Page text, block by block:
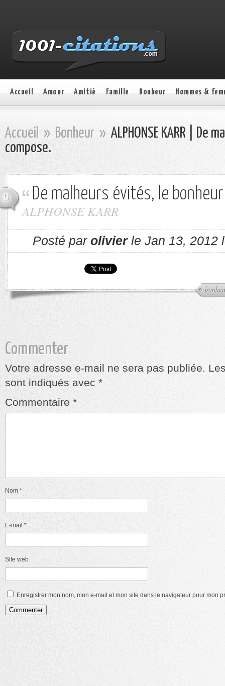
Accueil Amour Amitié Famille Bonheur Hommes &
Accueil » Bonheur » ALPHONSE KARR | De
compose.
0 De malheurs évités, le
ALPHONSE KARR
Posté par olivierle Jan 13, 2012
Commenter
Votre adresse e-mail ne sera pas publiée.
sont indiqués avec *
Commentaire *
Nom *
E-mail *
Site web
Enregistrer mon nom, mon e-mail et mon site dans le navigateur pour mon